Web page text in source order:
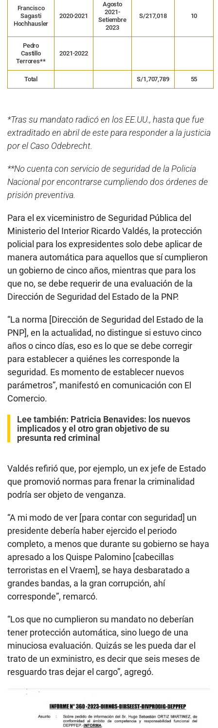
Francisco
Sagasti
Hochhausler
2020-2021
Agosto
2021-
Setiembre
2023
S/217,018 10
Pedro
Castillo
Terrores**
2021-2022
Total S/1,707,789 55
*Tras su mandato radicó en los EE.UU., hasta que fue
extraditado en abril de este para responder a la justicia
por el Caso Odebrecht.
**No cuenta con servicio de seguridad de la Policía
Nacional por encontrarse cumpliendo dos órdenes de
prisión preventiva.
Para el ex viceministro de Seguridad Pública del
Ministerio del Interior Ricardo Valdés, la protección
policial para los expresidentes solo debe aplicar de
manera automática para aquellos que sí cumplieron
un gobierno de cinco años, mientras que para los
que no, se debe requerir de una evaluación de la
Dirección de Seguridad del Estado de la PNP.
“La norma [Dirección de Seguridad del Estado de la
PNP], en la actualidad, no distingue si estuvo cinco
años o cinco días, eso es lo que se debe corregir
para establecer a quiénes les corresponde la
seguridad. Es momento de establecer nuevos
parámetros”, manifestó en comunicación con El
Comercio.
Lee también: Patricia Benavides: los nuevos
implicados y el otro gran objetivo de su
presunta red criminal
Valdés refirió que, por ejemplo, un ex jefe de Estado
que promovió normas para frenar la criminalidad
podría ser objeto de venganza.
“A mi modo de ver [para contar con seguridad] un
presidente debería haber ejercido el periodo
completo, a menos que durante su gobierno se haya
apresado a los Quispe Palomino [cabecillas
terroristas en el Vraem], se haya desbaratado a
grandes bandas, a la gran corrupción, ahí
corresponde”, remarcó.
“Los que no cumplieron su mandato no deberían
tener protección automática, sino luego de una
minuciosa evaluación. Quizás se les pueda dar el
trato de un exministro, es decir que seis meses de
resguardo tras dejar el cargo”, agregó.